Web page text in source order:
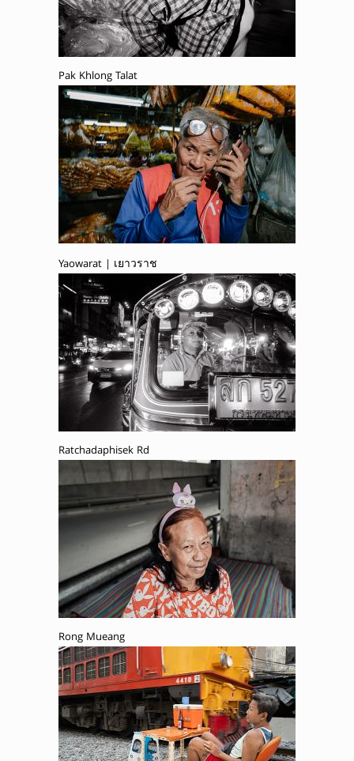
Pak Khlong Talat
Yaowarat | เยาวราช
Ratchadaphisek Rd
Rong Mueang